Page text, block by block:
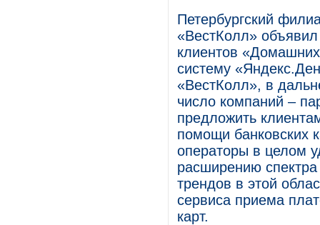
Петербургский
«ВестКолл»
клиентов
систему
«ВестКолл», в
число компаний –
предложить
помощи банковских
операторы в целом
расширению
трендов в этой
сервиса приема
карт.